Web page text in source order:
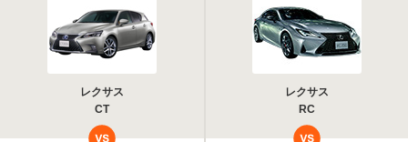
レクサス
CT
レクサス
RC